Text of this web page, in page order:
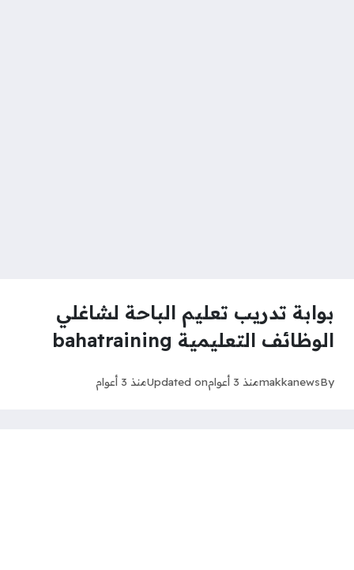
بوابة تدريب تعليم الباحة لشاغلي
الوظائف التعليمية bahatraining
By
makkanewsمنذ 3 أعوام Updated onمنذ 3 أعوام